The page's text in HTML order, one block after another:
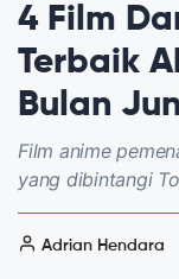
4 Film
Terbaik
Bulan
Film anime
yang dibintangi
Adrian Hendara